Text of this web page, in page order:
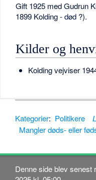
Gift 1925 med Gudrun
1899 Kolding - død ?).
Kilder og
Kolding vejviser
Kategorier: Politikere
Mangler døds- eller
Denne side blev senest